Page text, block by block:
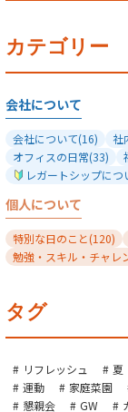
カテゴリー
会社について
会社について(16) 社
オフィスの日常(33)
レガートシップにつ
個人について
特別な日のこと(120)
勉強・スキル・チャレ
タグ
リフレッシュ 夏
運動
家庭菜園
懇親会
GW